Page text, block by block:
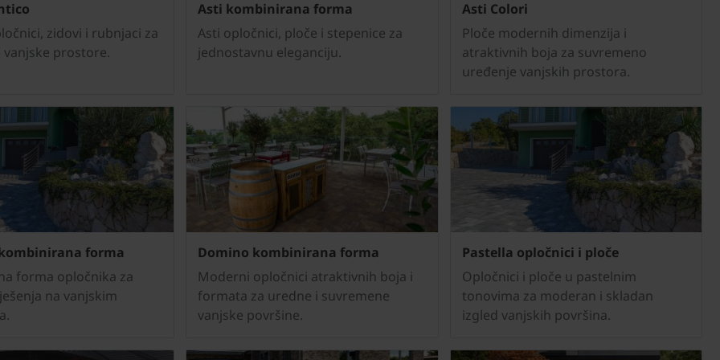
zidovi i rubnjaci za
prostore.
Asti kombinirana forma
Asti opločnici, ploče i stepenice za
jednostavnu eleganciju.
Asti Colori
Ploče modernih dimenzija i
atraktivnih boja za suvremeno
uređenje vanjskih prostora.
forma
forma opločnika za
na vanjskim
Domino kombinirana forma
Moderni opločnici atraktivnih boja i
formata za uredne i suvremene
vanjske površine.
Pastella opločnici i ploče
Opločnici i ploče u pastelnim
tonovima za moderan i skladan
izgled vanjskih površina.